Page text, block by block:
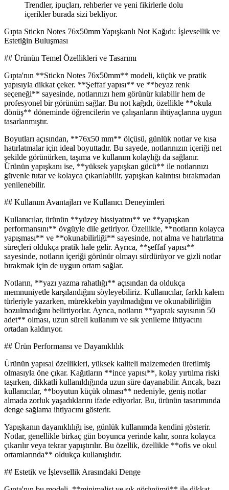
Trendler, ipuçları, rehberler ve yeni fikirlerle dolu
içerikler burada sizi bekliyor.
Gıpta Stickn Notes 76x50mm Yapışkanlı Not Kağıdı: İşlevsellik ve
Estetiğin Buluşması
## Ürünün Temel Özellikleri ve Tasarımı
Gıpta'nın **Stickn Notes 76x50mm** modeli, küçük ve pratik
yapısıyla dikkat çeker. **Şeffaf yapısı** ve **beyaz renk
seçeneği** sayesinde, notlarınızı hem görünür kılabilir hem de
profesyonel bir görünüm sağlar. Bu not kağıdı, özellikle **okula
dönüş** döneminde öğrencilerin ve çalışanların ihtiyaçlarına uygun
tasarlanmıştır.
Boyutları açısından, **76x50 mm** ölçüsü, günlük notlar ve kısa
hatırlatmalar için ideal boyuttadır. Bu sayede, notlarınızın içeriği net
şekilde görünürken, taşıma ve kullanım kolaylığı da sağlanır.
Ürünün yapışkanı ise, **yüksek yapışkan gücü** ile notlarınızı
güvenle tutar ve kolayca çıkarılabilir, yapışkan kalıntısı bırakmadan
yenilenebilir.
## Kullanım Avantajları ve Kullanıcı Deneyimleri
Kullanıcılar, ürünün **yüzey hissiyatını** ve **yapışkan
performansını** övgüyle dile getiriyor. Özellikle, **notların kolayca
yapışması** ve **okunabilirliği** sayesinde, not alma ve hatırlatma
süreçleri oldukça pratik hale gelir. Ayrıca, **şeffaf yapısı**
sayesinde, notların içeriği görünür olmayı sürdürüyor ve gizli notlar
bırakmak için de uygun ortam sağlar.
Notların, **yazı yazma rahatlığı** açısından da oldukça
memnuniyetle karşılandığını söyleyebiliriz. Kullanıcılar, farklı kalem
türleriyle yazarken, mürekkebin yayılmadığını ve okunabilirliğin
bozulmadığını belirtiyorlar. Ayrıca, notların **yaprak sayısının 50
adet** olması, uzun süreli kullanım ve sık yenileme ihtiyacını
ortadan kaldırıyor.
## Ürün Performansı ve Dayanıklılık
Ürünün yapısal özellikleri, yüksek kaliteli malzemeden üretilmiş
olmasıyla öne çıkar. Kağıtların **ince yapısı**, kolay yırtılma riski
taşırken, dikkatli kullanıldığında uzun süre dayanabilir. Ancak, bazı
kullanıcılar, **boyutun küçük olması** nedeniyle, geniş notlar
almada zorluk yaşadıklarını ifade ediyorlar. Bu, ürünün tasarımında
denge sağlama ihtiyacını gösterir.
Yapışkanın dayanıklılığı ise, günlük kullanımda kendini gösterir.
Notlar, genellikle birkaç gün boyunca yerinde kalır, sonra kolayca
çıkarılır veya tekrar yapıştırılır. Bu özellik, özellikle **ofis ve okul
ortamlarında** oldukça kullanışlıdır.
## Estetik ve İşlevsellik Arasındaki Denge